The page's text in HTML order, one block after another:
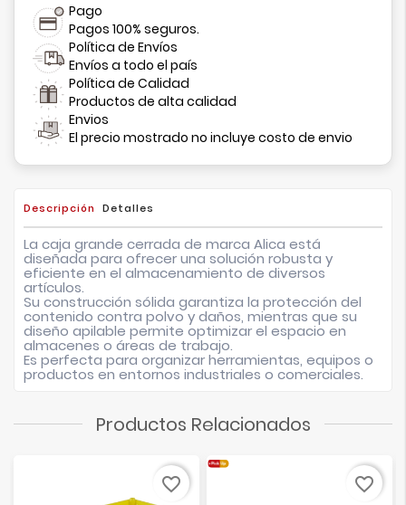
Pago
Pagos 100% seguros.
Política de Envíos
Envíos a todo el país
Política de Calidad
Productos de alta calidad
Envios
El precio mostrado no incluye costo de envio
Descripción Detalles
La caja grande cerrada de marca Alica está
diseñada para ofrecer una solución robusta y
eficiente en el almacenamiento de diversos
artículos.
Su construcción sólida garantiza la protección del
contenido contra polvo y daños, mientras que su
diseño apilable permite optimizar el espacio en
almacenes o áreas de trabajo.
Es perfecta para organizar herramientas, equipos o
productos en entornos industriales o comerciales.
Productos Relacionados
favorite_border favorite_border